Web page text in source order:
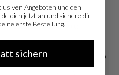
Shopper VH25023
€ 29,00
Normaler Preis: € 99,00
Angeboten und den
dich jetzt an und sichere dir
erste Bestellung.
sichern